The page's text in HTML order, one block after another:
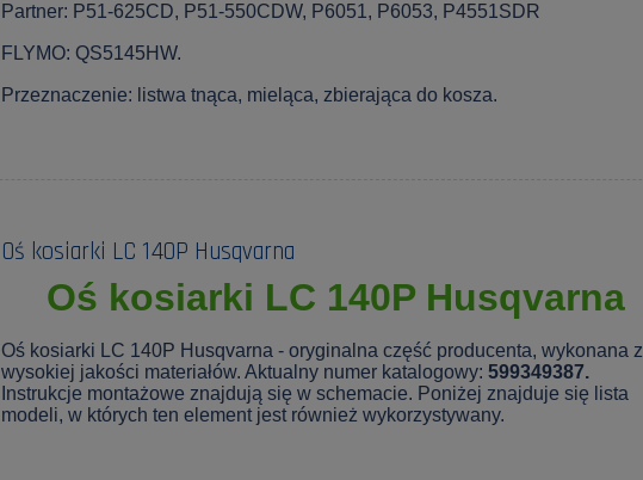
Partner: P51-625CD, P51-550CDW, P6051, P6053, P4551SDR
FLYMO: QS5145HW.
Przeznaczenie: listwa tnąca, mieląca, zbierająca do kosza.
Oś kosiarki LC 140P Husqvarna
Oś kosiarki LC 140P Husqvarna
Oś kosiarki LC 140P Husqvarna - oryginalna część producenta, wykonana z
wysokiej jakości materiałów. Aktualny numer katalogowy:599349387.
Instrukcje montażowe znajdują się w schemacie. Poniżej znajduje się lista
modeli, w których ten element jest również wykorzystywany.